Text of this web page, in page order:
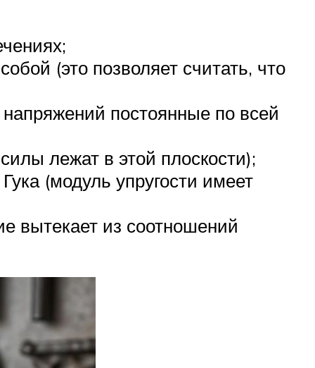
(это позволяет считать, что
постоянные по всей
лежат в этой плоскости);
(модуль упругости имеет
вытекает из соотношений